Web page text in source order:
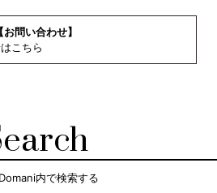
【お問い合わせ】
こちら
内で検索する